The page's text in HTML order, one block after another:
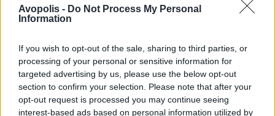
Avopolis - Do Not Process My Personal
Information
If you wish to opt-out of the sale, sharing to third parties, or
processing of your personal or sensitive information for
targeted advertising by us, please use the below opt-out
section to confirm your selection. Please note that after your
opt-out request is processed you may continue seeing
interest-based ads based on personal information utilized by
στα 88 αρνείται να το βάλει κάτω
και κυκλοφορεί το 1ο του
άλμπουμ με ορχηστρικές συνθέσεις και τίτλο:
Life Is A Dream. Φυσικά και είναι Άντονι...
Μάκης Μηλάτος